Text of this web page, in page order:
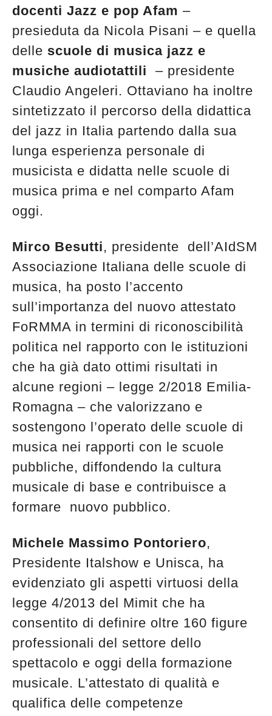
docenti Jazz e pop Afam –
presieduta da Nicola Pisani – e quella
delle scuole di musica jazz e
musiche audiotattili – presidente
Claudio Angeleri. Ottaviano ha inoltre
sintetizzato il percorso della didattica
del jazz in Italia partendo dalla sua
lunga esperienza personale di
musicista e didatta nelle scuole di
musica prima e nel comparto Afam
oggi.
Mirco Besutti, presidente dell’AIdSM
Associazione Italiana delle scuole di
musica, ha posto l’accento
sull’importanza del nuovo attestato
FoRMMA in termini di riconoscibilità
politica nel rapporto con le istituzioni
che ha già dato ottimi risultati in
alcune regioni – legge 2/2018 Emilia-
Romagna – che valorizzano e
sostengono l’operato delle scuole di
musica nei rapporti con le scuole
pubbliche, diffondendo la cultura
musicale di base e contribuisce a
formare nuovo pubblico.
Michele Massimo Pontoriero,
Presidente Italshow e Unisca, ha
evidenziato gli aspetti virtuosi della
legge 4/2013 del Mimit che ha
consentito di definire oltre 160 figure
professionali del settore dello
spettacolo e oggi della formazione
musicale. L’attestato di qualità e
qualifica delle competenze